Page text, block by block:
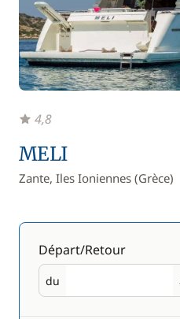
MELI
Zante, Iles Ioniennes (Grèce)
4,8
Départ/Retour
du
Départ